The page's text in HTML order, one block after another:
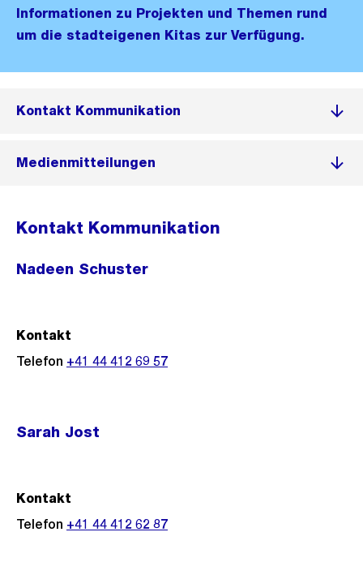
Informationen zu Projekten und Themen rund
um die stadteigenen Kitas zur Verfügung.
Kontakt Kommunikation
Medienmitteilungen
Kontakt Kommunikation
Nadeen Schuster
Kontakt
Telefon +41 44 412 69 57
Sarah Jost
Kontakt
Telefon +41 44 412 62 87